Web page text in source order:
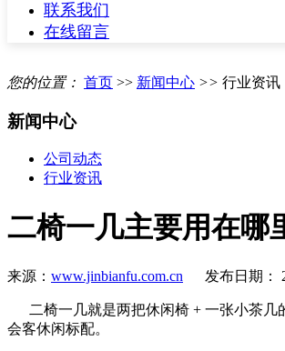
联系我们
在线留言
您的位置： 首页 >> 新闻中心 >> 行业资讯
新闻中心
公司动态
行业资讯
二椅一几主要用在哪
来源： www.jinbianfu.com.cn 发布日期：
二椅一几就是两把休闲椅 + 一张小茶几
会客休闲标配。